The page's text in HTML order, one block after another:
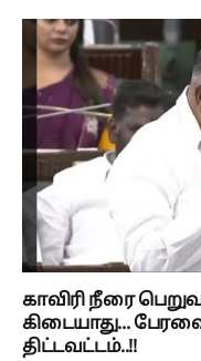
காவிரி நீரை
கிடையாது...
திட்டவட்டம்..!!